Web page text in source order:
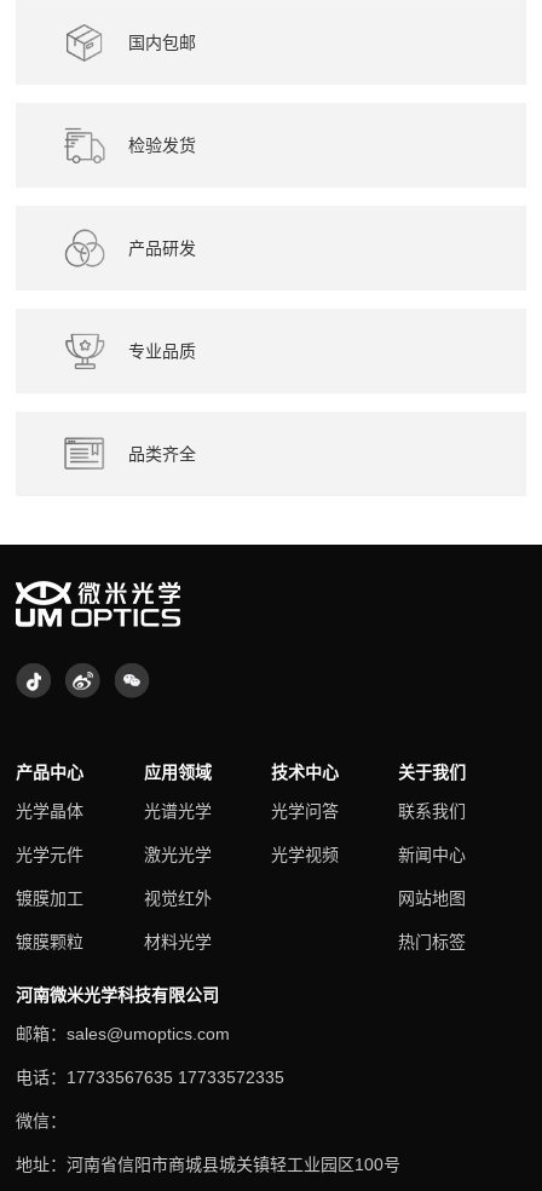
国内包邮
检验发货
产品研发
专业品质
品类齐全
产品中心
光学晶体
光学元件
镀膜加工
镀膜颗粒
应用领域
光谱光学
激光光学
视觉红外
材料光学
技术中心
光学问答
光学视频
关于我们
联系我们
新闻中心
网站地图
热门标签
河南微米光学科技有限公司
邮箱：sales@umoptics.com
电话：17733567635 17733572335
微信：
地址：河南省信阳市商城县城关镇轻工业园区100号